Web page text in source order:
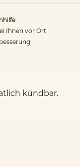
Ihnen vor Ort
kündbar.